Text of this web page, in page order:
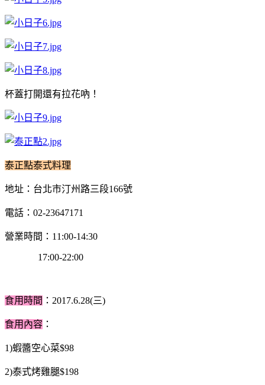
杯蓋打開還有拉花吶！
泰正點泰式料理
地址：台北市汀州路三段166號
電話：02-23647171
營業時間：11:00-14:30
17:00-22:00
食用時間 ：2017.6.28(三)
食用內容 ：
1)蝦醬空心菜$98
2)泰式烤雞腿$198